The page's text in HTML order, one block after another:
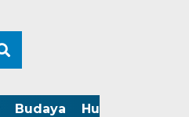
Budaya Hukum